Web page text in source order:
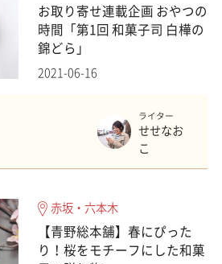
お取り寄せ連載企画 おやつの
時間「第1回 和菓子司 白樺の
錦どら」
2021-06-16
ライター
せせなお
こ
赤坂・六本木
【青野総本舗】春にぴった
り！桜をモチーフにした和菓